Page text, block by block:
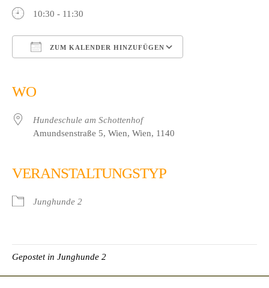
10:30 - 11:30
ZUM KALENDER HINZUFÜGEN
WO
Hundeschule am Schottenhof
Amundsenstraße 5, Wien, Wien, 1140
VERANSTALTUNGSTYP
Junghunde 2
Gepostet in Junghunde 2